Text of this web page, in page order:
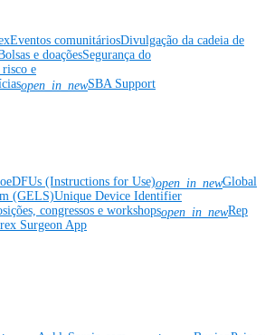
Eventos comunitáriosDivulgação da cadeia de
e doaçõesSegurança do
risco e
open_in_newSBA Support
eDFUs (Instructions for Use)open_in_newGlobal
(GELS)Unique Device Identifier
congressos e workshopsopen_in_newRep
Surgeon App